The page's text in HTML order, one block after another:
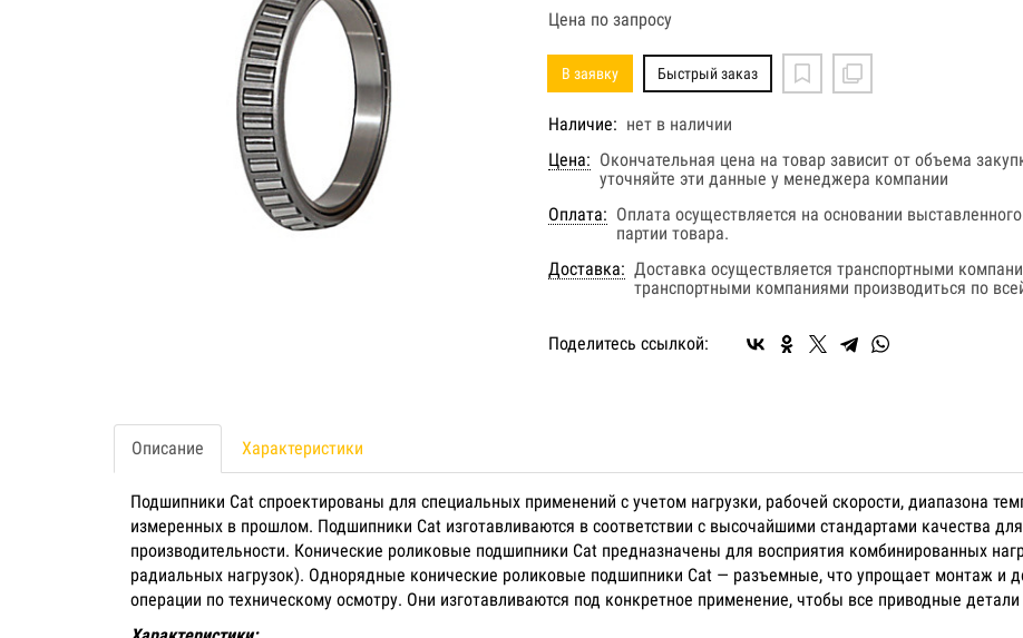
Цена по запросу
В заявку Быстрый заказ
Наличие: нет в наличии
Цена: Окончательная цена на товар зависит от объема
уточняйте эти данные у менеджера компании
Оплата: Оплата осуществляется на основании
партии товара.
Доставка: Доставка осуществляется транспортными
транспортными компаниями производиться по
Поделитесь ссылкой:
Описание Характеристики
Подшипники Cat спроектированы для специальных применений с учетом нагрузки, рабочей скорости, диапазона
измеренных в прошлом. Подшипники Cat изготавливаются в соответствии с высочайшими стандартами качества
производительности. Конические роликовые подшипники Cat предназначены для восприятия комбинированных
радиальных нагрузок). Однорядные конические роликовые подшипники Cat — разъемные, что упрощает монтаж и
операции по техническому осмотру. Они изготавливаются под конкретное применение, чтобы все приводные